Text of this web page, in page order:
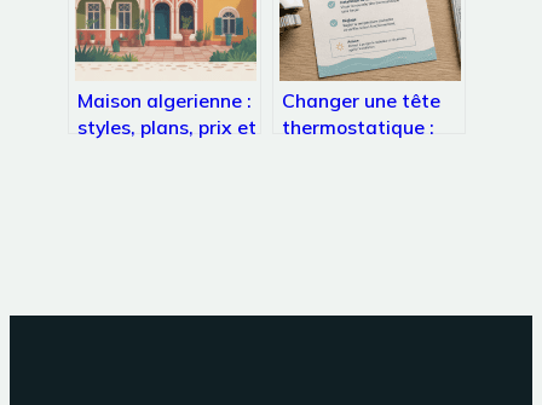
Maison algerienne :
styles, plans, prix et
Changer une tête
thermostatique :